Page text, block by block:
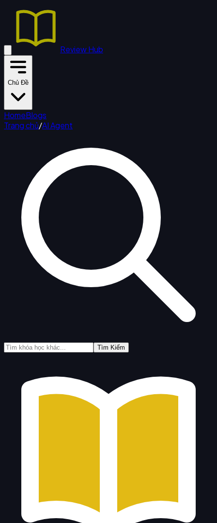
Review Hub
Chủ Đề
HomeBlogs
Trang chủ/AI Agent
Tìm Kiếm